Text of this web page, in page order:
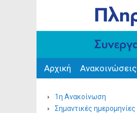
Αρχική Ανακοινώσεις
1η Ανακοίνωση
Σημαντικές ημερομηνίες